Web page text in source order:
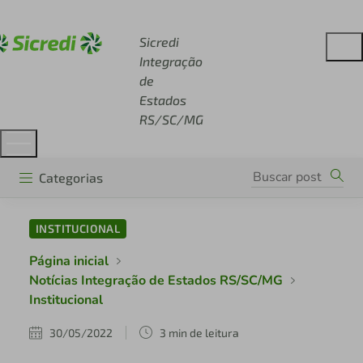
Sicredi
Integração
de
Estados
RS/SC/MG
Categorias
INSTITUCIONAL
Página inicial
Notícias Integração de Estados RS/SC/MG
Institucional
30/05/2022 3 min de leitura